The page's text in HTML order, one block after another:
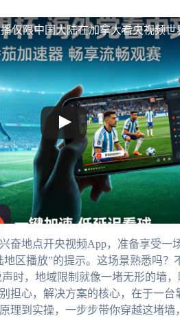
仅限中国大陆在加拿大看央视频
奋地点开央视频App，准备享受一
区播放”的提示。这场景熟悉吗？
时，地域限制就像一堵无形的墙
担心，解决方案的核心，在于一
理到实操，一步步带你穿越这堵墙